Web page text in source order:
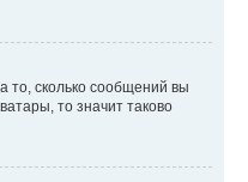
то, сколько сообщений вы
то значит таково